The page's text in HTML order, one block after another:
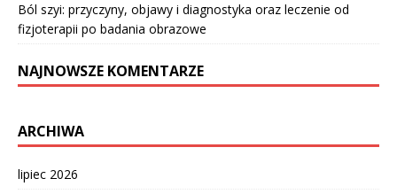
Ból szyi: przyczyny, objawy i diagnostyka oraz leczenie od
fizjoterapii po badania obrazowe
NAJNOWSZE KOMENTARZE
ARCHIWA
lipiec 2026